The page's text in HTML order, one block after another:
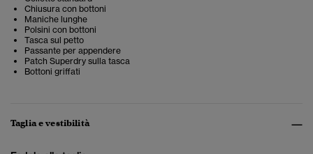
Chiusura con bottoni
Maniche lunghe
Polsini con bottoni
Tasca sul petto
Passante per appendere
Patch Superdry sulla tasca
Bottoni griffati
Taglia e vestibilità